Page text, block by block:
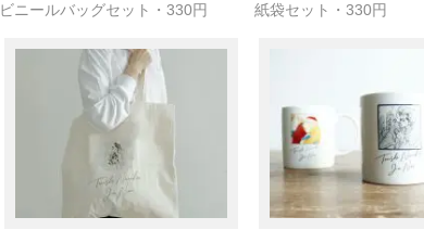
ビニールバッグセット・330円 紙袋セット・330円